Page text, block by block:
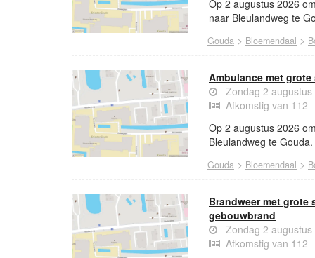
Op 2 augustus 2026
naar Bleulandweg te
Gouda > Bloemendaal >
Ambulance met
Zondag 2
Afkomstig van 112
Op 2 augustus 2026
Bleulandweg te Gouda.
Gouda > Bloemendaal >
Brandweer met grote
gebouwbrand
Zondag 2
Afkomstig van 112